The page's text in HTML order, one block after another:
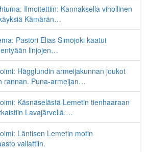
Ilmoitettiin: Kannaksella vihollinen
Kämärän…
Pastori Elias Simojoki kaatui
linjojen…
Hägglundin armeijakunnan joukot
rannan. Puna-armeijan…
Käsnäselästä Lemetin tienhaaraan
Lavajärvellä.…
Läntisen Lemetin motin
vallattiin.